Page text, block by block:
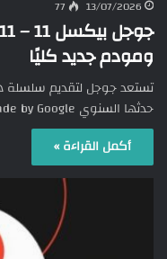
13/07/2026
77
ومودم جديد كليًا
حدثها السنوي Made by Google المقرر عقده يوم 12…
أكمل القراءة »